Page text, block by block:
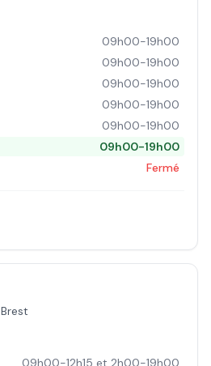
09h00-19h00
09h00-19h00
09h00-19h00
09h00-19h00
09h00-19h00
09h00-19h00
Fermé
Brest
09h00-12h15 et 2h00-19h00